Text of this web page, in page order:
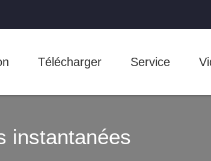
Télécharger Service
instantanées